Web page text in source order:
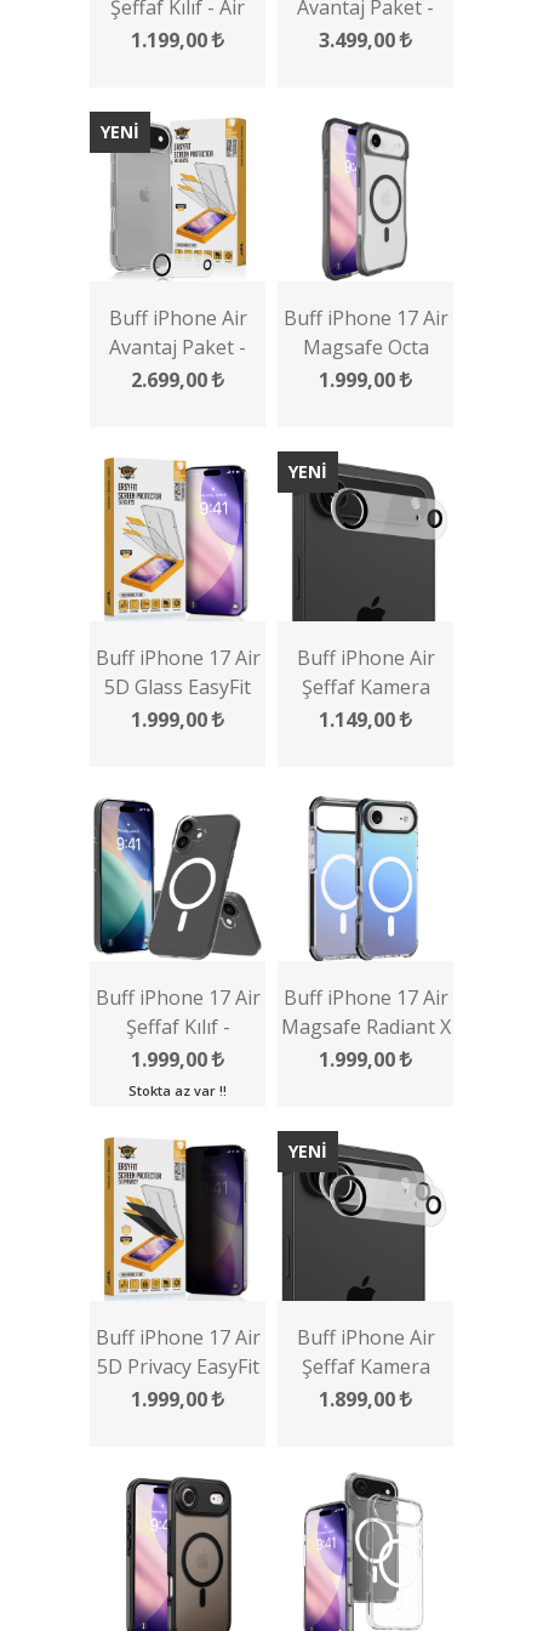
Şeffaf Kılıf - Air
Hybrid Serisi
1.199,00
Avantaj Paket -
MagSafe Kılıf +
3.499,00
YENİ
Buff iPhone Air
Avantaj Paket -
Şeffaf Kılıf + Ekran
2.699,00
Buff iPhone 17 Air
Magsafe Octa
Shield Kılıf
1.999,00
Buff iPhone 17 Air
5D Glass EasyFit
Multipack 2 Adet
1.999,00
YENİ
Buff iPhone Air
Şeffaf Kamera
Lens Koruyucu
1.149,00
Buff iPhone 17 Air
Şeffaf Kılıf -
Magsafe Air Fit
Serisi
1.999,00
Stokta az var !!
Buff iPhone 17 Air
Magsafe Radiant X
Kılıf
1.999,00
Buff iPhone 17 Air
5D Privacy EasyFit
Multipack 2 Adet
1.999,00
YENİ
Buff iPhone Air
Şeffaf Kamera
Lens Koruyucu 2
1.899,00